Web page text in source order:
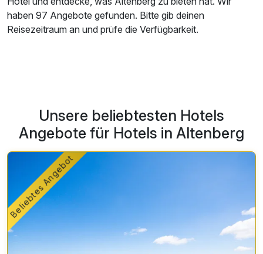
haben 97 Angebote gefunden. Bitte gib deinen
Reisezeitraum an und prüfe die Verfügbarkeit.
Unsere beliebtesten Hotels
Angebote für Hotels in Altenberg
Beliebtes Angebot